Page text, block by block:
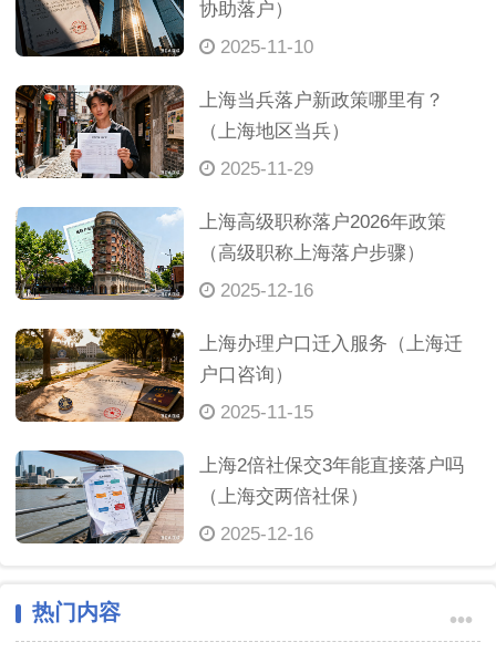
协助落户）
2025-11-10
上海当兵落户新政策哪里有？
（上海地区当兵）
2025-11-29
上海高级职称落户2026年政策
（高级职称上海落户步骤）
2025-12-16
上海办理户口迁入服务（上海迁
户口咨询）
2025-11-15
上海2倍社保交3年能直接落户吗
（上海交两倍社保）
2025-12-16
热门内容 •••